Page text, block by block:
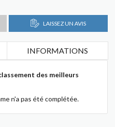
LAISSEZ UN AVIS
INFORMATIONS
des meilleurs
n'a pas été complétée.